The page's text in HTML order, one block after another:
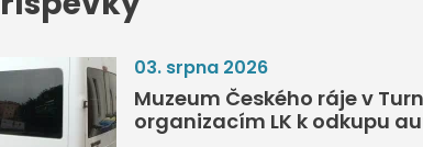
03. srpna 2026
Muzeum Českého ráje v
organizacím LK k odkupu